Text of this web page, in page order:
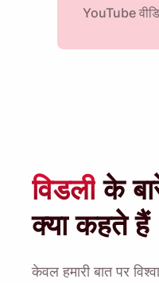
YouTube
विडली के
क्या कहते हैं
केवल हमारी बात पर
मुझे
जब आप MacOS या
Email